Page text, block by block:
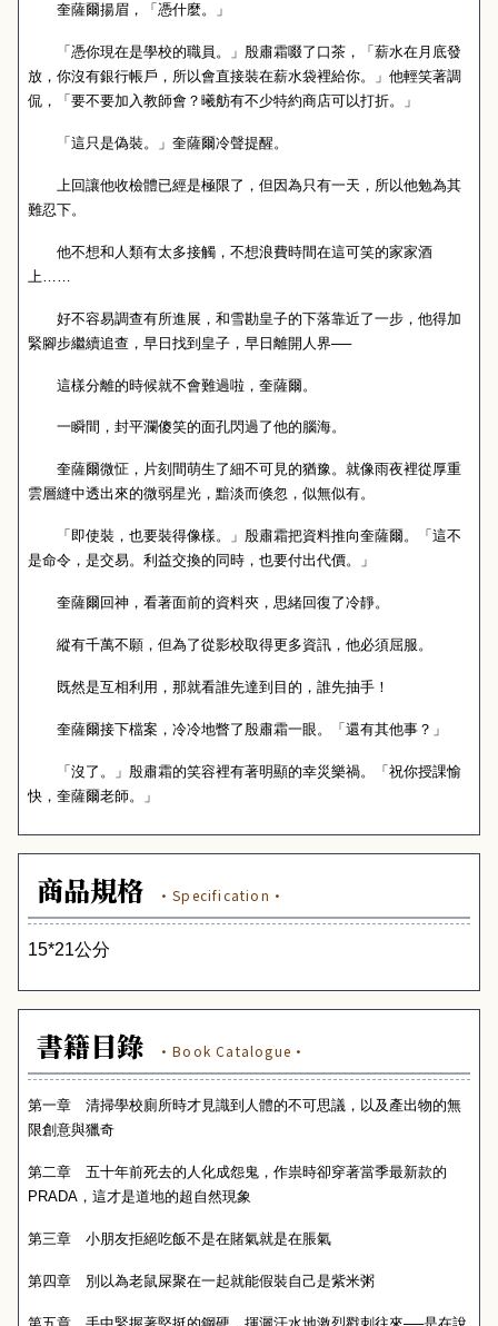
奎薩爾揚眉，「憑什麼。」
「憑你現在是學校的職員。」殷肅霜啜了口茶，「薪水在月底發
放，你沒有銀行帳戶，所以會直接裝在薪水袋裡給你。」他輕笑著調
侃，「要不要加入教師會？曦舫有不少特約商店可以打折。」
「這只是偽裝。」奎薩爾冷聲提醒。
上回讓他收檢體已經是極限了，但因為只有一天，所以他勉為其
難忍下。
他不想和人類有太多接觸，不想浪費時間在這可笑的家家酒
上……
好不容易調查有所進展，和雪勘皇子的下落靠近了一步，他得加
緊腳步繼續追查，早日找到皇子，早日離開人界──
這樣分離的時候就不會難過啦，奎薩爾。
一瞬間，封平瀾傻笑的面孔閃過了他的腦海。
奎薩爾微怔，片刻間萌生了細不可見的猶豫。就像雨夜裡從厚重
雲層縫中透出來的微弱星光，黯淡而倏忽，似無似有。
「即使裝，也要裝得像樣。」殷肅霜把資料推向奎薩爾。「這不
是命令，是交易。利益交換的同時，也要付出代價。」
奎薩爾回神，看著面前的資料夾，思緒回復了冷靜。
縱有千萬不願，但為了從影校取得更多資訊，他必須屈服。
既然是互相利用，那就看誰先達到目的，誰先抽手！
奎薩爾接下檔案，冷冷地瞥了殷肅霜一眼。「還有其他事？」
「沒了。」殷肅霜的笑容裡有著明顯的幸災樂禍。「祝你授課愉
快，奎薩爾老師。」
商品規格 ·Specification·
15*21公分
書籍目錄 ·Book Catalogue·
第一章 清掃學校廁所時才見識到人體的不可思議，以及產出物的無
限創意與獵奇
第二章 五十年前死去的人化成怨鬼，作祟時卻穿著當季最新款的
PRADA ，這才是道地的超自然現象
第三章 小朋友拒絕吃飯不是在賭氣就是在脹氣
第四章 別以為老鼠屎聚在一起就能假裝自己是紫米粥